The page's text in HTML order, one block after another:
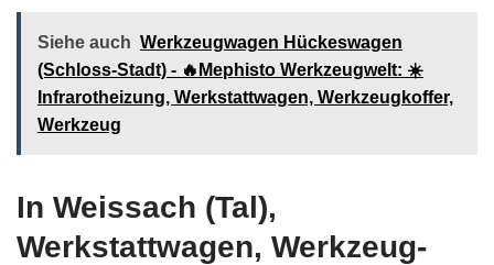
Siehe auch Werkzeugwagen Hückeswagen
(Schloss-Stadt) - 🔥Mephisto Werkzeugwelt: ☀️
Infrarotheizung, Werkstattwagen, Werkzeugkoffer,
Werkzeug
In Weissach (Tal),
Werkstattwagen, Werkzeug-